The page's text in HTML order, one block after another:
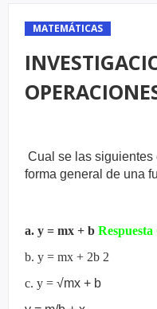
MATEMÁTICAS
Cual se las
forma general de una
a. y = mx + b
b. y = mx + 2b 2
c. y = √mx + b